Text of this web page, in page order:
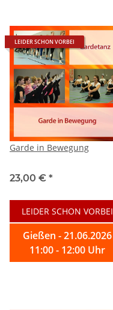
LEIDER SCHON VORBEI
Garde in Bewegung
23,00 € *
LEIDER SCHON VORBEI
Gießen - 21.06.2026
11:00 - 12:00 Uhr